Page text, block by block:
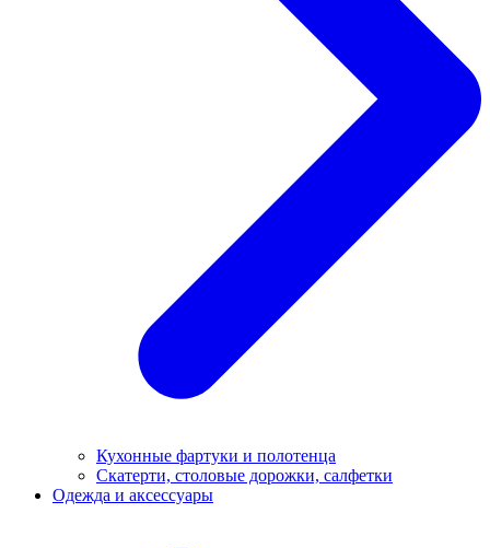
Кухонные фартуки и полотенца
Скатерти, столовые дорожки, салфетки
Одежда и аксессуары